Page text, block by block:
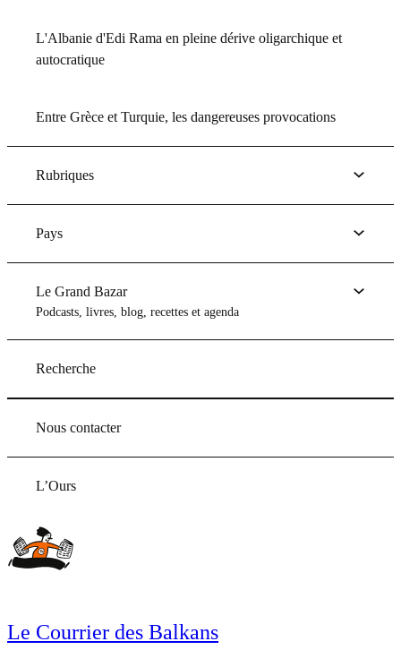
L'Albanie d'Edi Rama en pleine dérive oligarchique et
autocratique
Entre Grèce et Turquie, les dangereuses provocations
Rubriques
Pays
Le Grand Bazar
Podcasts, livres, blog, recettes et agenda
Recherche
Nous contacter
L’Ours
Le Courrier des Balkans